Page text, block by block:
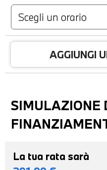
AGGIUNGI
SIMULAZIONE
La tua rata sarà